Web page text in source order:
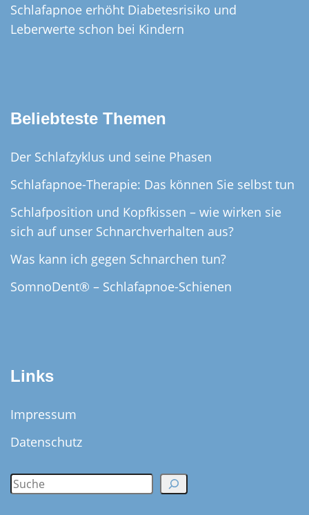
Schlafapnoe erhöht Diabetesrisiko und
Leberwerte schon bei Kindern
Beliebteste Themen
Der Schlafzyklus und seine Phasen
Schlafapnoe-Therapie: Das können Sie selbst tun
Schlafposition und Kopfkissen – wie wirken sie
sich auf unser Schnarchverhalten aus?
Was kann ich gegen Schnarchen tun?
SomnoDent® – Schlafapnoe-Schienen
Links
Impressum
Datenschutz
S
e